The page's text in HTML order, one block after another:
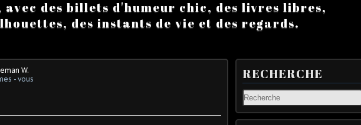
avec des billets d'humeur chic, des livres libres,
des instants de vie et des regards.
W.
- vous RECHERCHE